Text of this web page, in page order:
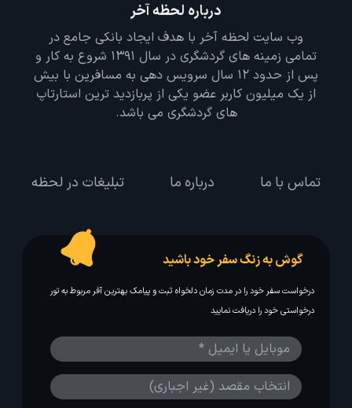
درباره لحظه آخر
وب سایت لحظه آخر با هدف ایجاد بانکی جامع در
تمامی زمینه های گردشگری در سال 1391 شروع به کار و
پس از حدود 12 سال سرویس دهی به مسافرین با بیش
از یک میلیون کاربر عضو یکی از پربازدید ترین استارتاپ
های گردشگری می باشد.
تماس با ما درباره ما تبلیغات در لحظه
گوش به زنگ سفر خود باشید
درخواست سفر خود را در مدت زمان دلخواه ثبت و پیامک بهترین آفر مربوط به تور
درخواستی خود را دریافت نمایید